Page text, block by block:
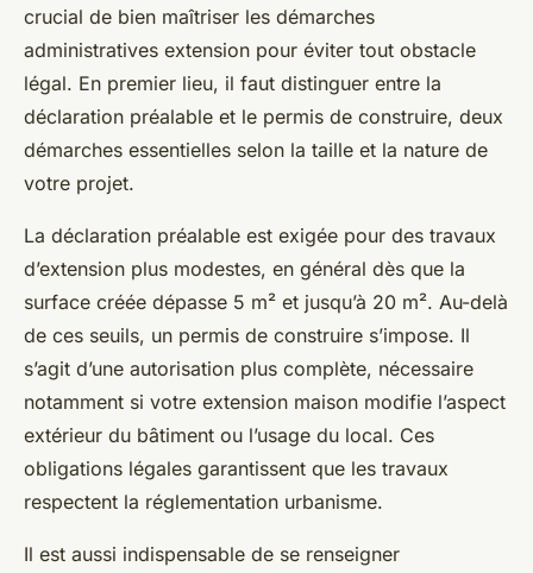
crucial de bien maîtriser les démarches
administratives extension pour éviter tout obstacle
légal. En premier lieu, il faut distinguer entre la
déclaration préalable et le permis de construire, deux
démarches essentielles selon la taille et la nature de
votre projet.
La déclaration préalable est exigée pour des travaux
d’extension plus modestes, en général dès que la
surface créée dépasse 5 m² et jusqu’à 20 m². Au-delà
de ces seuils, un permis de construire s’impose. Il
s’agit d’une autorisation plus complète, nécessaire
notamment si votre extension maison modifie l’aspect
extérieur du bâtiment ou l’usage du local. Ces
obligations légales garantissent que les travaux
respectent la réglementation urbanisme.
Il est aussi indispensable de se renseigner